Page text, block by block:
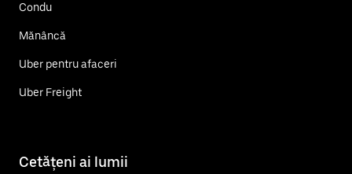
Condu
Mănâncă
Uber pentru afaceri
Uber Freight
Cetățeni ai lumii